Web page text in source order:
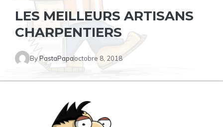
LES MEILLEURS ARTISANS
CHARPENTIERS
ByPastaPapaoctobre 8, 2018